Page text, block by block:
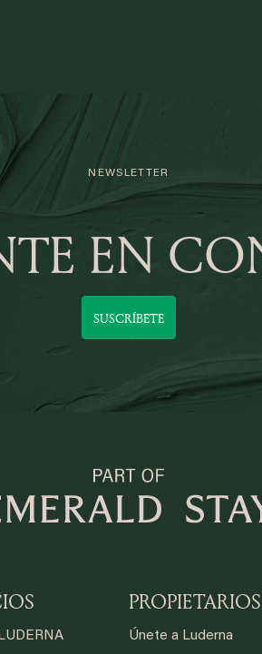
NEWSLETTER
EN
SUSCRÍBETE
PROPIETARIOS
Únete a Luderna